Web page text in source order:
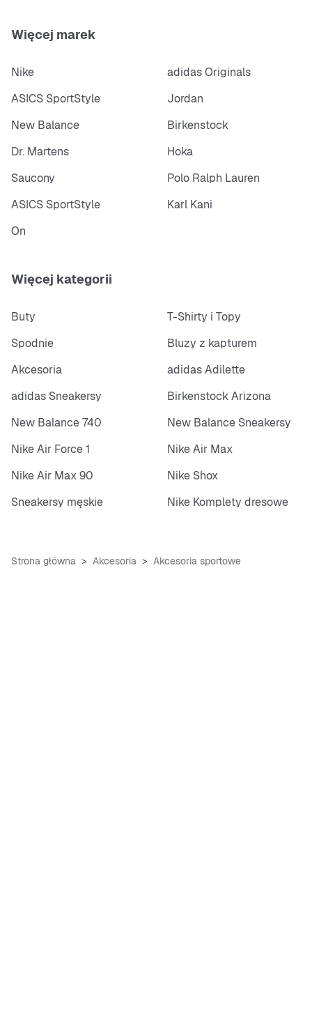
Więcej marek
Nike
adidas Originals
ASICS SportStyle
Jordan
New Balance
Birkenstock
Dr. Martens
Hoka
Saucony
Polo Ralph Lauren
ASICS SportStyle
Karl Kani
On
Więcej kategorii
Buty
T-Shirty i Topy
Spodnie
Bluzy z kapturem
Akcesoria
adidas Adilette
adidas Sneakersy
Birkenstock Arizona
New Balance 740
New Balance Sneakersy
Nike Air Force 1
Nike Air Max
Nike Air Max 90
Nike Shox
Sneakersy męskie
Nike Komplety dresowe
Strona główna Akcesoria Akcesoria sportowe